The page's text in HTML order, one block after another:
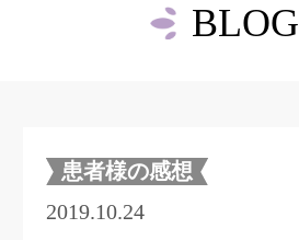
BLOG
患者様の感想
2019.10.24